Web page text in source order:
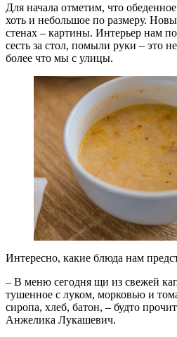
Для начала отметим, что
хоть и небольшое по размеру.
стенах – картины. Интерьер нам
сесть за стол, помыли руки – это
более что мы с улицы.
Интересно, какие блюда нам
– В меню сегодня щи из свежей
тушенное с луком, морковью и
сиропа, хлеб, батон, – будто
Анжелика Лукашевич.